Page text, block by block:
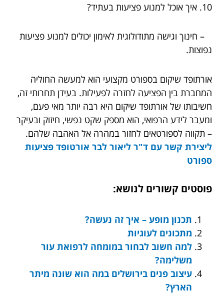
10. איך אוכל למנוע פציעות בעתיד?
– חינוך וגישה מתודולוגית לאימון יכולים למנוע פציעות
נפוצות.
אורתופד שיקום בספורט מקצועי הוא למעשה החוליה
המחברת בין הפציעה לחזרה לפעילות. בעידן תחרותי זה,
חשיבותו של אורתופד שיקום היא רבה יותר מאי פעם,
ומעבר לידע הרפואי, הוא מספק שקט נפשי, חיזוק ובעיקר
– תקווה לספורטאים לחזור במהרה אל האהבה שלהם.
ליצירת קשר עם ד"ר ליאור לבר אורטופד פציעות
ספורט
פוסטים קשורים לנושא:
תכנון מופע – איך זה נעשה?
מתכונים לעוגיות
למה חשוב לבחור במומחה לרפואת עור
משלימה?
עיצוב פנים בירושלים במה הוא שונה מיתר
הארץ?